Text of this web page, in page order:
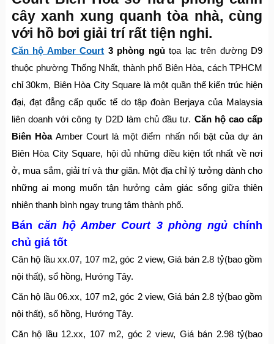
cây xanh xung quanh tòa nhà, cùng
với hồ bơi giải trí rất tiện nghi.
Căn hộ Amber Court 3 phòng ngủtọa lạc trên đường D9
thuộc phường Thống Nhất, thành phố Biên Hòa, cách TPHCM
chỉ 30km, Biên Hòa City Square là một quần thể kiến trúc hiện
đại, đạt đẳng cấp quốc tế do tập đoàn Berjaya của Malaysia
liên doanh với công ty D2D làm chủ đầu tư. Căn hộ cao cấp
Biên HòaAmber Court là một điểm nhấn nổi bật của dự án
Biên Hòa City Square, hội đủ những điều kiện tốt nhất về nơi
ở, mua sắm, giải trí và thư giãn. Một địa chỉ lý tưởng dành cho
những ai mong muốn tận hưởng cảm giác sống giữa thiên
nhiên thanh bình ngay trung tâm thành phố.
Bán căn hộ Amber Court 3 phòng ngủchính
chủ giá tốt
Căn hộ lầu xx.07, 107 m2, góc 2 view, Giá bán 2.8 tỷ(bao gồm
nội thất), sổ hồng, Hướng Tây.
Căn hộ lầu 06.xx, 107 m2, góc 2 view, Giá bán 2.8 tỷ(bao gồm
nội thất), sổ hồng, Hướng Tây.
Căn hộ lầu 12.xx, 107 m2, góc 2 view, Giá bán 2.98 tỷ(bao